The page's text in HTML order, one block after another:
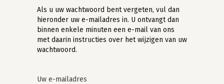
Als u uw wachtwoord bent vergeten, vul dan
hieronder uw e-mailadres in. U ontvangt dan
binnen enkele minuten een e-mail van ons
met daarin instructies over het wijzigen van uw
wachtwoord.
Uw e-mailadres